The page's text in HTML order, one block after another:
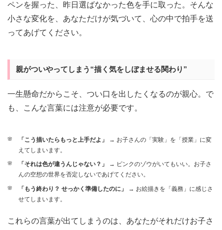
ペンを握った、昨日選ばなかった色を手に取った。そんな
小さな変化を、あなただけが気づいて、心の中で拍手を送
ってあげてください。
親がついやってしまう“描く気をしぼませる関わり”
一生懸命だからこそ、つい口を出したくなるのが親心。で
も、こんな言葉には注意が必要です。
「こう描いたらもっと上手だよ」
→ お子さんの「実験」を「授業」に変
えてしまいます。
「それは色が違うんじゃない？」
→ ピンクのゾウがいてもいい。お子さ
んの空想の世界を否定しないであげてください。
「もう終わり？ せっかく準備したのに」
→ お絵描きを「義務」に感じさ
せてしまいます。
これらの言葉が出てしまうのは、あなたがそれだけお子さ